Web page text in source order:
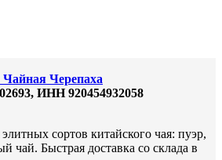
Черепаха
ИНН 920454932058
сортов китайского чая: пуэр,
чай. Быстрая доставка со склада в